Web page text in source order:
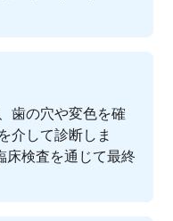
歯の穴や変色を確
介して診断しま
床検査を通じて最終